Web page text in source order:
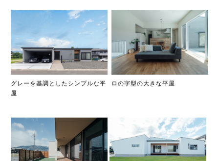
グレーを基調としたシンプルな平
屋
ロの字型の大きな平屋